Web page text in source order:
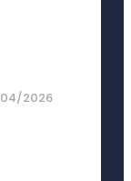
2026